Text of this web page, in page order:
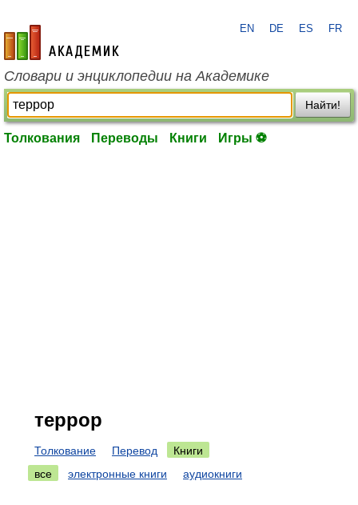
academic.ru
EN DE ES FR
Словари и энциклопедии на Академике
Найти!
Толкования Переводы Книги Игры ⚽
террор
Толкование Перевод
Книги
все
электронные книги аудиокниги